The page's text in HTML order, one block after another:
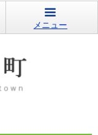
メニュー